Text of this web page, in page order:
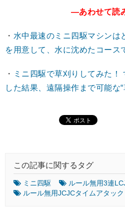
―あわせて読
・ 水中最速のミニ四駆マシンは
を用意して、水に沈めたコース
・
ミニ四駆で草刈りしてみた！
した結果、遠隔操作まで可能な
この記事に関するタグ
ミニ四駆
ルール無用3連
ルール無用JCJCタイムアタック